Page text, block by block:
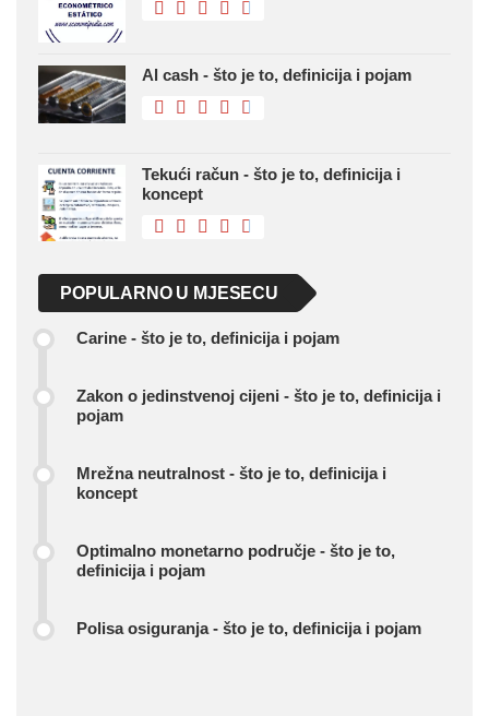
Al cash - što je to, definicija i pojam
Tekući račun - što je to, definicija i
koncept
POPULARNO U MJESECU
Carine - što je to, definicija i pojam
Zakon o jedinstvenoj cijeni - što je to, definicija i
pojam
Mrežna neutralnost - što je to, definicija i
koncept
Optimalno monetarno područje - što je to,
definicija i pojam
Polisa osiguranja - što je to, definicija i pojam